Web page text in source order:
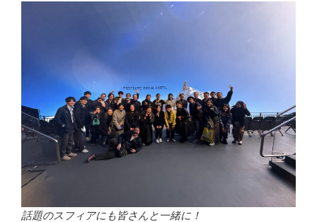
話題のスフィアにも皆さんと一緒に！